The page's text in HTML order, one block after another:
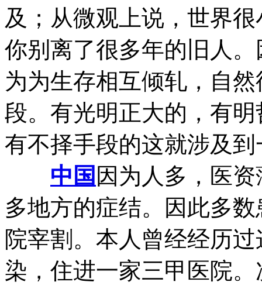
及；从微观上说，世界
你别离了很多年的旧人
为为生存相互倾轧，自
段。有光明正大的，有
有不择手段的这就涉及到
中国 因为人多，医
多地方的症结。因此多
院宰割。本人曾经经历
染，住进一家三甲医院